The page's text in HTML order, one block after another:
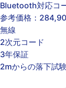
Bluetooth対応コ
参考価格：
無線
2次元コード
3年保証
2mからの落下試